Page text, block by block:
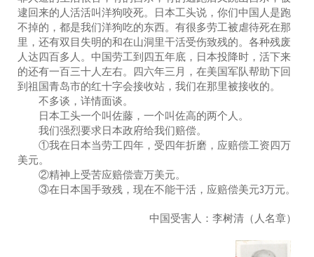
逮回来的人活活叫洋狗咬死。日本工头说，你们中国人是跑
不掉的，都是我们洋狗吃的东西。有很多劳工被虐待死在那
里，还有双目失明的和在山洞里干活受伤致残的。各种残废
人达四百多人。中国劳工到四五年底，日本投降时，活下来
的还有一百三十人左右。四六年三月，在美国军队帮助下回
到祖国青岛市的红十字会接收站，我们在那里被接收的。
不多谈，详情面谈。
日本工头一个叫佐藤，一个叫佐高的两个人。
我们强烈要求日本政府给我们赔偿。
①我在日本当劳工四年，受四年折磨，应赔偿工资四万
美元。
②精神上受苦应赔偿壹万美元。
③在日本国手致残，现在不能干活，应赔偿美元3万元。
中国受害人：李树清（人名章）